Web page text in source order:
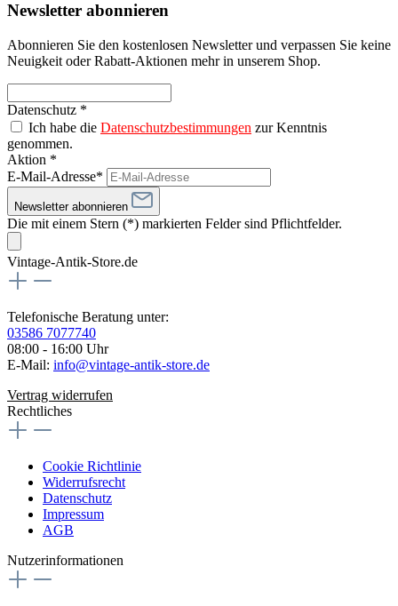
Newsletter abonnieren
Abonnieren Sie den kostenlosen Newsletter und verpassen Sie keine
Neuigkeit oder Rabatt-Aktionen mehr in unserem Shop.
Datenschutz *
Ich habe die Datenschutzbestimmungen zur Kenntnis
genommen.
Aktion *
E-Mail-Adresse*
Newsletter abonnieren
Die mit einem Stern (*) markierten Felder sind Pflichtfelder.
Vintage-Antik-Store.de
Telefonische Beratung unter:
03586 7077740
08:00 - 16:00 Uhr
E-Mail: info@vintage-antik-store.de
Vertrag widerrufen
Rechtliches
Cookie Richtlinie
Widerrufsrecht
Datenschutz
Impressum
AGB
Nutzerinformationen